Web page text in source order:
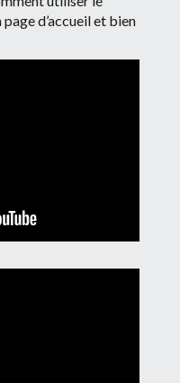
d’accueil et bien